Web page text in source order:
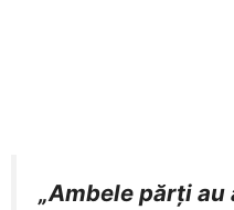
„Ambele părți